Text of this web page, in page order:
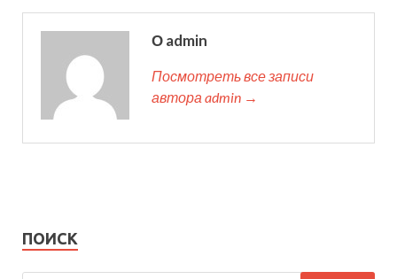
О admin
Посмотреть все записи
автора admin →
ПОИСК